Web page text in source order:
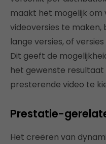
maakt het mogelijk om
videoversies te
lange versies, of
Dit geeft de
het gewenste
presterende video te
Prestatie-
Het creëren van